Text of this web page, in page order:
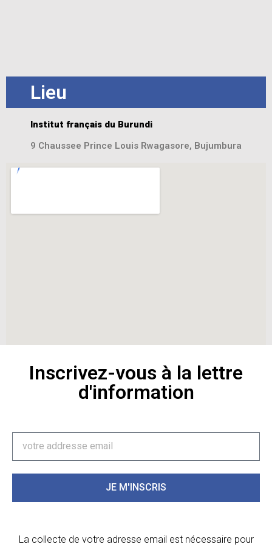
Lieu
Institut français du Burundi
9 Chaussee Prince Louis Rwagasore, Bujumbura
Inscrivez-vous à la lettre
d'information
JE M'INSCRIS
La collecte de votre adresse email est nécessaire pour